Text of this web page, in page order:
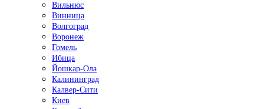
Вильнюс
Винница
Волгоград
Воронеж
Гомель
Ибица
Йошкар-Ола
Калининград
Калвер-Сити
Киев